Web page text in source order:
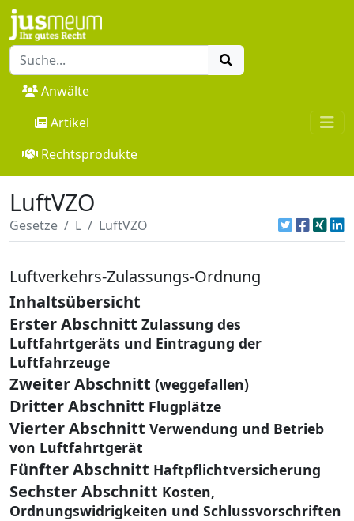
Anwälte
Artikel
Rechtsprodukte
LuftVZO
Gesetze L LuftVZO
Luftverkehrs-Zulassungs-Ordnung
Inhaltsübersicht
Erster Abschnitt Zulassung des
Luftfahrtgeräts und Eintragung der
Luftfahrzeuge
Zweiter Abschnitt (weggefallen)
Dritter Abschnitt Flugplätze
Vierter Abschnitt Verwendung und Betrieb
von Luftfahrtgerät
Fünfter Abschnitt Haftpflichtversicherung
Sechster Abschnitt Kosten,
Ordnungswidrigkeiten und Schlussvorschriften